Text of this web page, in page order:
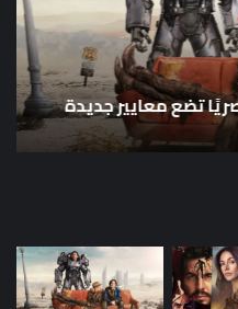
تضع معايير جديدة